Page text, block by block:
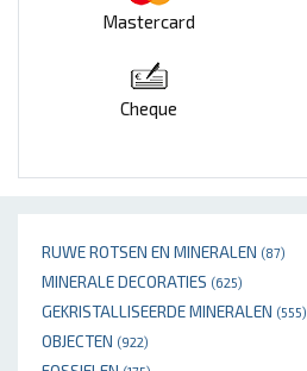
RUWE ROTSEN EN MINERALEN (87)
MINERALE DECORATIES (625)
GEKRISTALLISEERDE MINERALEN (555)
OBJECTEN (922)
Mastercard
Cheque